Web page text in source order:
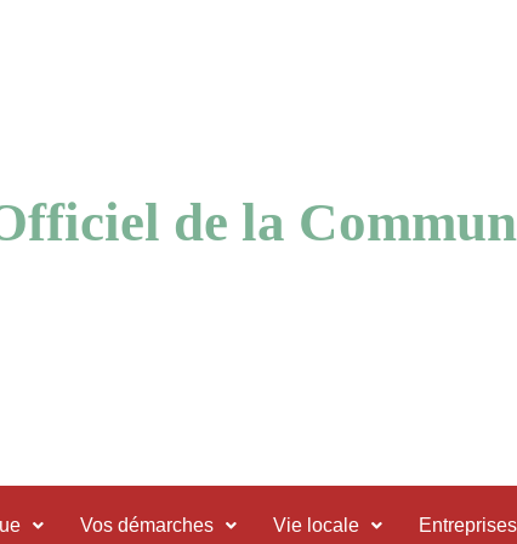
de la
Vos démarches Vie locale Entreprises